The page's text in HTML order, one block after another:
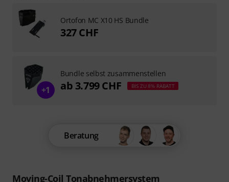
Moving-Coil Tonabnehmersystem
Beratung
Ortofon MC X10 HS Bundle
327 CHF
+1
Bundle selbst zusammenstellen
ab 3.799 CHF BIS ZU 8% RABATT